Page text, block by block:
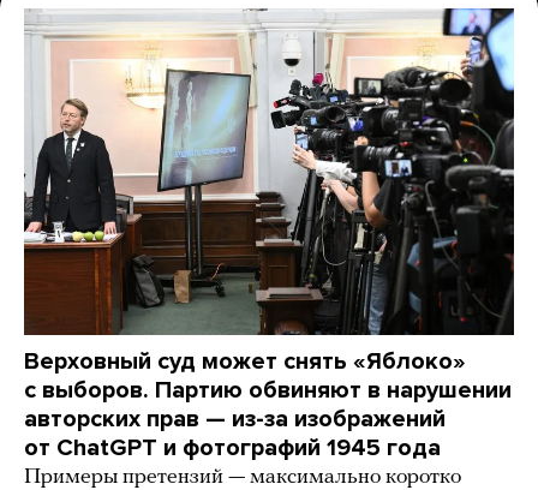
Верховный суд может снять «Яблоко»
с выборов. Партию обвиняют в нарушении
авторских прав — из-за изображений
от ChatGPT и фотографий 1945 года
Примеры претензий — максимально коротко